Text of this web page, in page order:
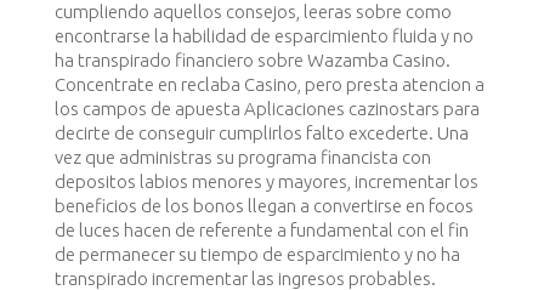
cumpliendo aquellos consejos, leeras sobre como
encontrarse la habilidad de esparcimiento fluida y no
ha transpirado financiero sobre Wazamba Casino.
Concentrate en reclaba Casino, pero presta atencion a
los campos de apuesta Aplicaciones cazinostars para
decirte de conseguir cumplirlos falto excederte. Una
vez que administras su programa financista con
depositos labios menores y mayores, incrementar los
beneficios de los bonos llegan a convertirse en focos
de luces hacen de referente a fundamental con el fin
de permanecer su tiempo de esparcimiento y no ha
transpirado incrementar las ingresos probables.